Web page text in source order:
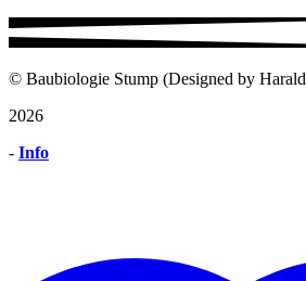
© Baubiologie Stump (Designed by
2026
- Info